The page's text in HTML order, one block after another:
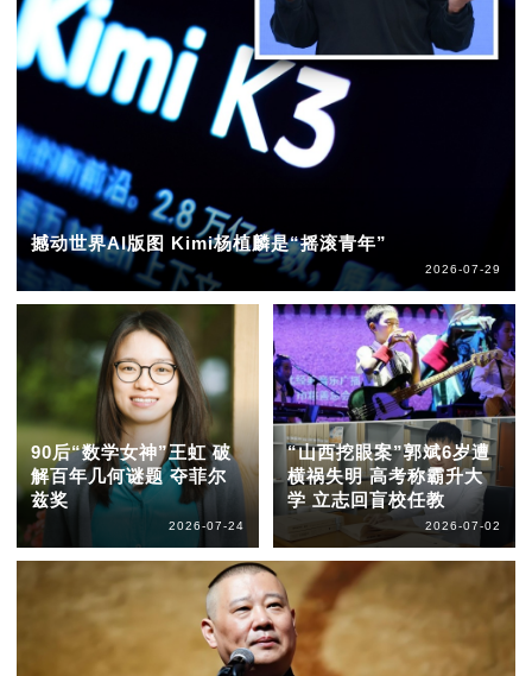
撼动世界AI版图 Kimi杨植麟是“摇滚青年”
2026-07-29
90后“数学女神”王虹 破
解百年几何谜题 夺菲尔
兹奖
2026-07-24
“山西挖眼案”郭斌6岁遭
横祸失明 高考称霸升大
学 立志回盲校任教
2026-07-02